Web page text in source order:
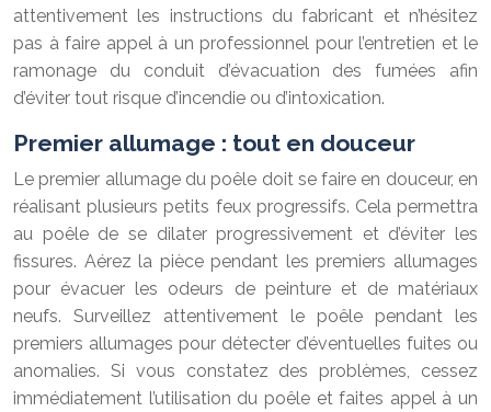
attentivement les instructions du fabricant et n’hésitez
pas à faire appel à un professionnel pour l’entretien et le
ramonage du conduit d’évacuation des fumées afin
d’éviter tout risque d’incendie ou d’intoxication.
Premier allumage : tout en douceur
Le premier allumage du poêle doit se faire en douceur, en
réalisant plusieurs petits feux progressifs. Cela permettra
au poêle de se dilater progressivement et d’éviter les
fissures. Aérez la pièce pendant les premiers allumages
pour évacuer les odeurs de peinture et de matériaux
neufs. Surveillez attentivement le poêle pendant les
premiers allumages pour détecter d’éventuelles fuites ou
anomalies. Si vous constatez des problèmes, cessez
immédiatement l’utilisation du poêle et faites appel à un